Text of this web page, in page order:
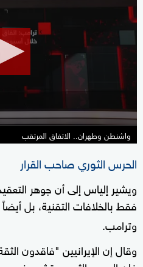
واشنطن وطهران.. الاتفاق المرتقب
الحرس الثوري صاحب القرار
ويشير إلياس إلى أن جوهر
فقط بالخلافات التقنية، بل
وترامب.
وقال إن الإيرانيين "فاقدون